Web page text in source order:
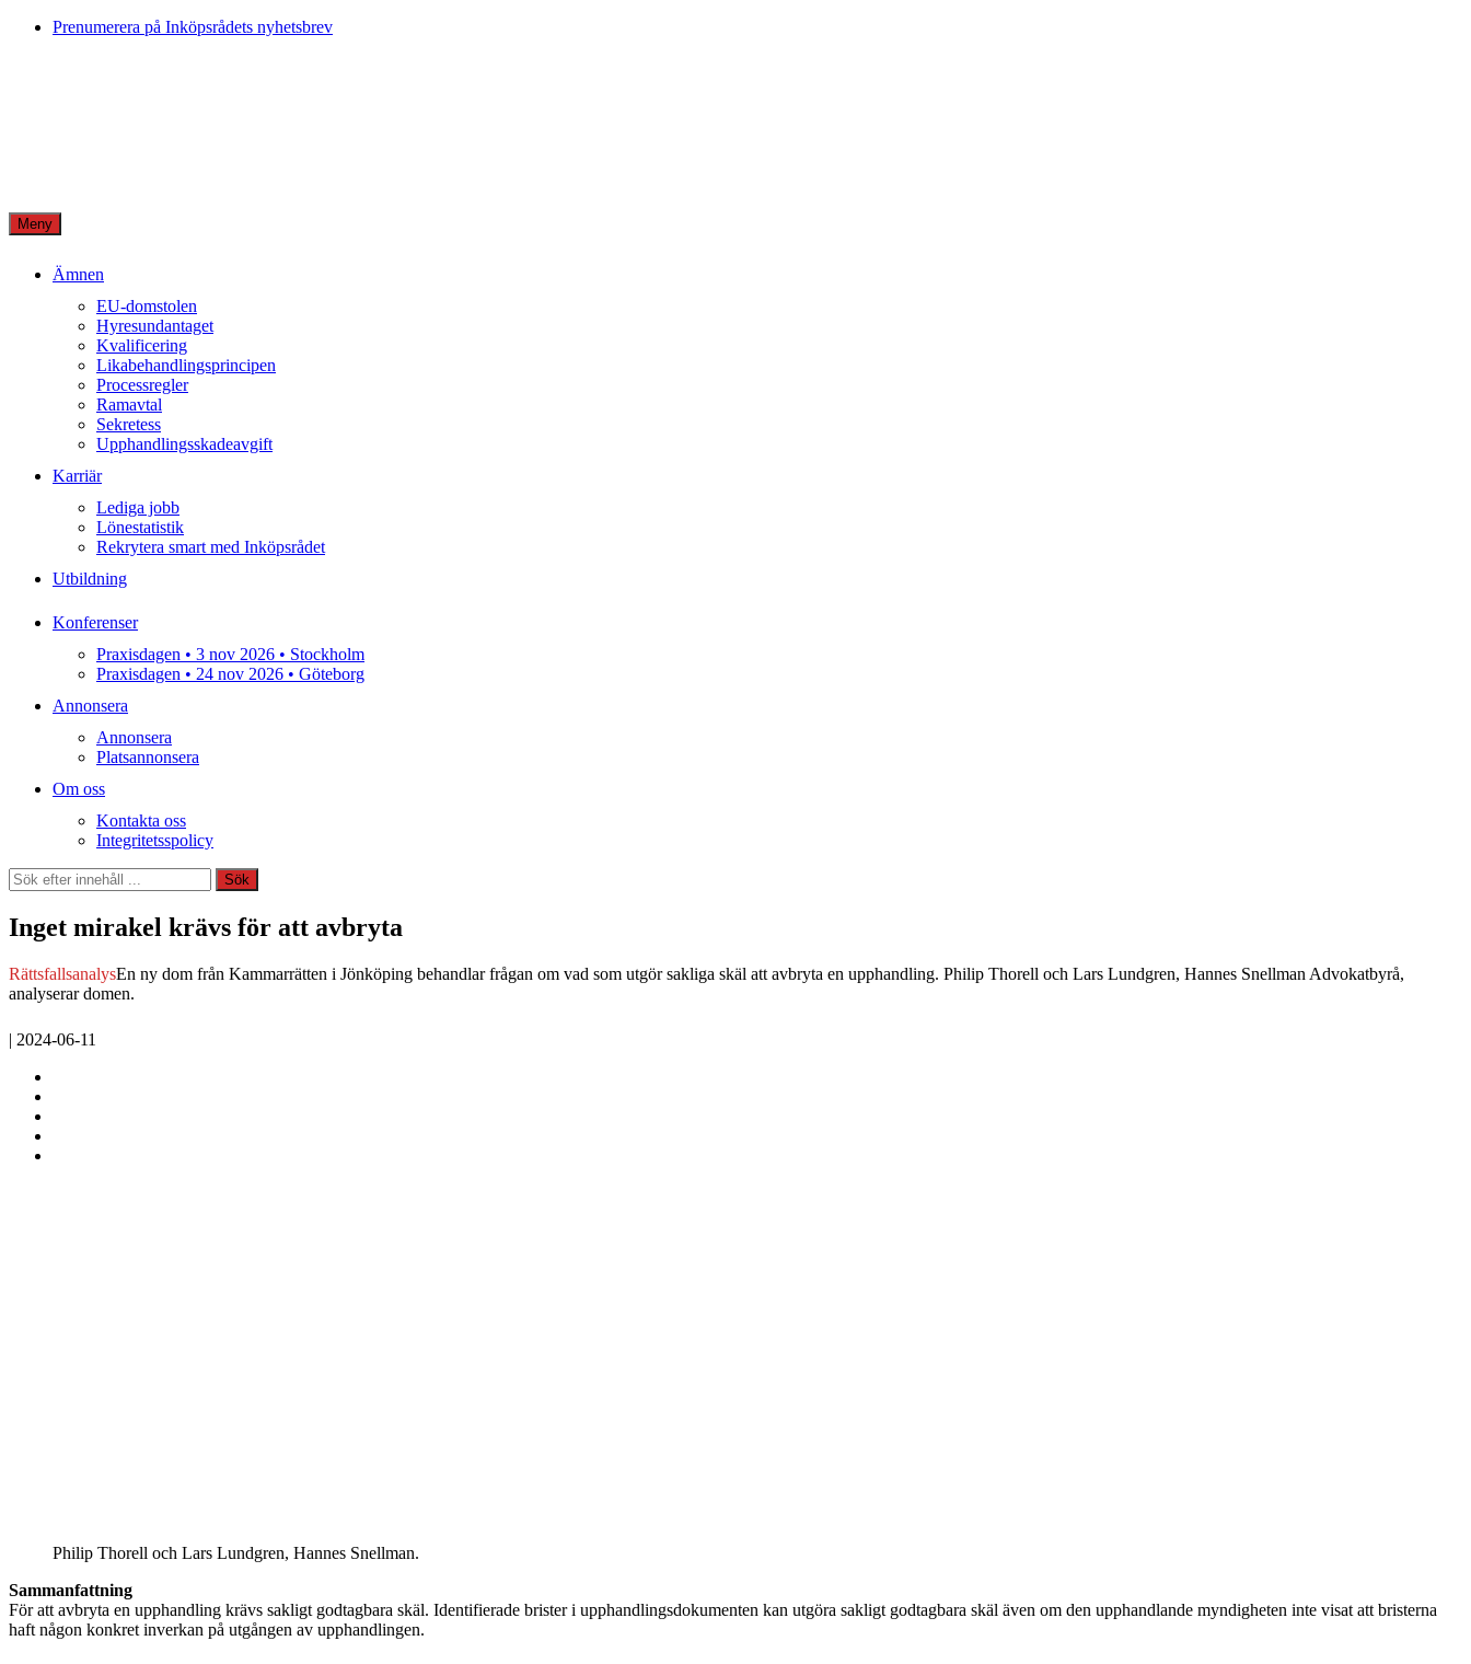
Skip
Prenumerera på Inköpsrådets nyhetsbrev
Meny
Ämnen
EU-domstolen
Hyresundantaget
Kvalificering
Likabehandlingsprincipen
Processregler
Ramavtal
Sekretess
Upphandlingsskadeavgift
Karriär
Lediga jobb
Lönestatistik
Rekrytera smart med Inköpsrådet
Utbildning
Konferenser
Praxisdagen • 3 nov 2026 • Stockholm
Praxisdagen • 24 nov 2026 • Göteborg
Annonsera
Annonsera
Platsannonsera
Om oss
Kontakta oss
Integritetsspolicy
Sök
Sök
Inget mirakel krävs för att avbryta
RättsfallsanalysEn ny dom från Kammarrätten i Jönköping behandlar frågan om vad som utgör sakliga skäl att avbryta en upphandling. Philip Thorell och Lars Lundgren, Hannes Snellman Advokatbyrå,
analyserar domen.
| 2024-06-11
Philip Thorell och Lars Lundgren, Hannes Snellman.
Sammanfattning
För att avbryta en upphandling krävs sakligt godtagbara skäl. Identifierade brister i upphandlingsdokumenten kan utgöra sakligt godtagbara skäl även om den upphandlande myndigheten inte visat att bristerna
haft någon konkret inverkan på utgången av upphandlingen.